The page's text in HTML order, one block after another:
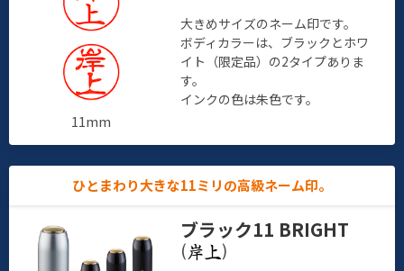
11mm
大きめサイズのネーム印です。
ボディカラーは、ブラックとホワ
イト（限定品）の2タイプありま
す。
インクの色は朱色です。
ひとまわり大きな11ミリの高級ネーム印。
ブラック11 BRIGHT
(
)